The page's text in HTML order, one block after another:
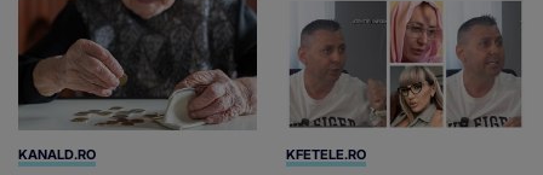
KANALD.RO KFETELE.RO